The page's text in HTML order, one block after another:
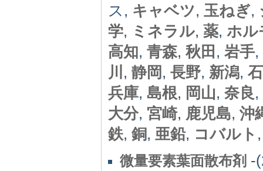
ス, キャベツ, 玉ねぎ,
学, ミネラル, 薬, ホル
高知, 青森, 秋田 , 岩手,
川 , 静岡 , 長野, 新潟,
兵庫, 島根, 岡山, 奈良,
大分, 宮崎, 鹿児島, 沖
鉄, 銅, 亜鉛, コバルト
微量要素葉面散布剤 -